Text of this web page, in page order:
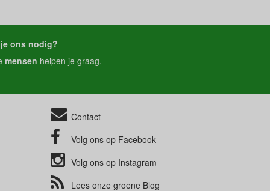
ons nodig?
mensen helpen je graag.
Contact
Volg ons op Facebook
Volg ons op Instagram
Lees onze groene Blog